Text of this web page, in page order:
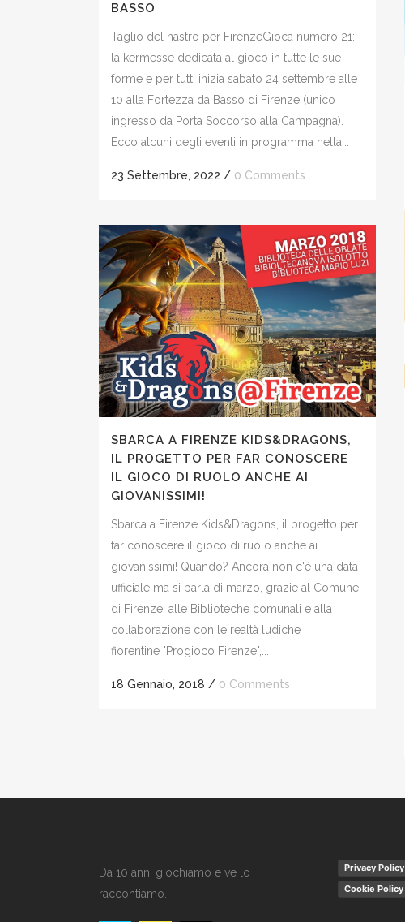
BASSO
Taglio del nastro per FirenzeGioca numero 21:
la kermesse dedicata al gioco in tutte le sue
forme e per tutti inizia sabato 24 settembre alle
10 alla Fortezza da Basso di Firenze (unico
ingresso da Porta Soccorso alla Campagna).
Ecco alcuni degli eventi in programma nella...
23 Settembre, 2022 / 0 Comments
SBARCA A FIRENZE KIDS&DRAGONS,
IL PROGETTO PER FAR CONOSCERE
IL GIOCO DI RUOLO ANCHE AI
GIOVANISSIMI!
Sbarca a Firenze Kids&Dragons, il progetto per
far conoscere il gioco di ruolo anche ai
giovanissimi! Quando? Ancora non c'è una data
ufficiale ma si parla di marzo, grazie al Comune
di Firenze, alle Biblioteche comunali e alla
collaborazione con le realtà ludiche
fiorentine "Progioco Firenze",...
18 Gennaio, 2018 / 0 Comments
Da 10 anni giochiamo e ve lo
raccontiamo.
Privacy Policy
Cookie Policy